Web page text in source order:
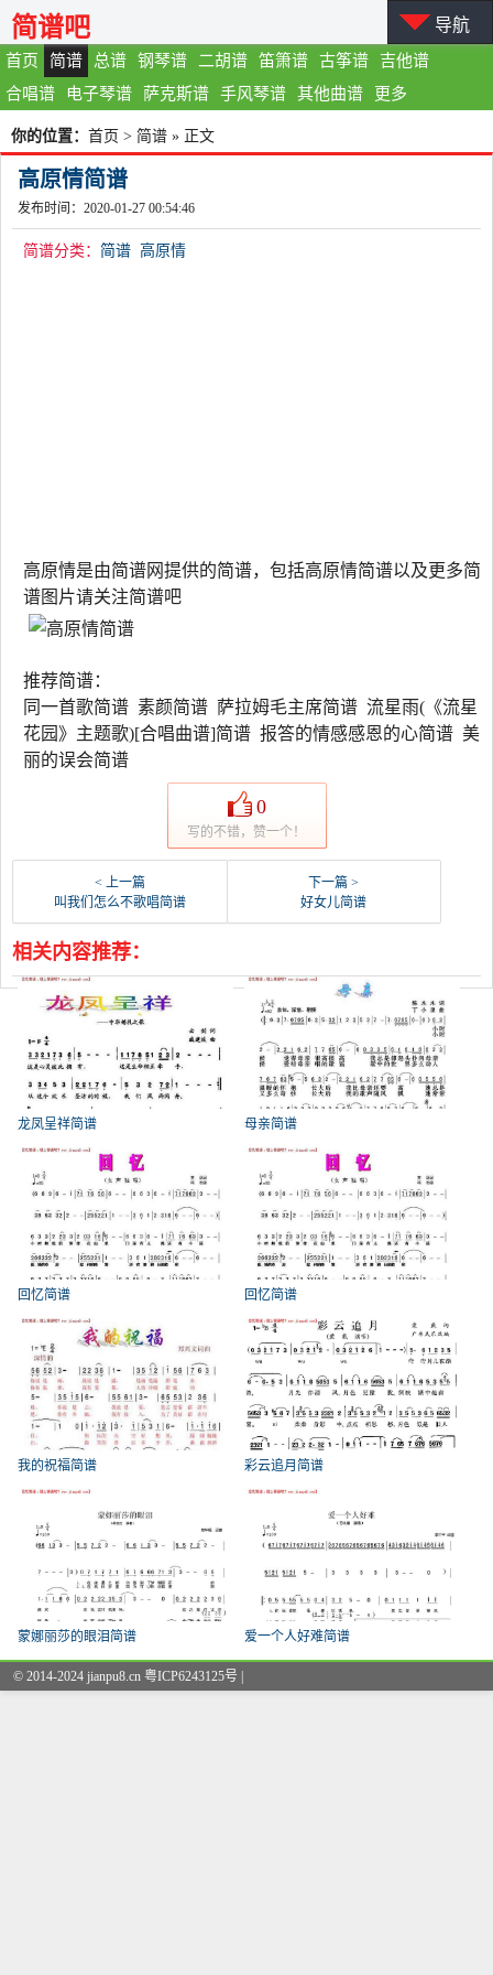
首页 简谱 总谱 钢琴谱 二胡谱 笛箫谱 古筝谱
吉他谱
合唱谱
电子琴谱 萨克斯谱 手风琴谱 其他曲谱 更多
简谱吧 导航
你的位置： 首页 > 简谱 » 正文
高原情简谱
发布时间：2020-01-27 00:54:46
简谱分类： 简谱 高原情
高原情是由简谱网提供的简谱，包括高原情简谱以及更多简
谱图片请关注简谱吧
推荐简谱：
同一首歌简谱 素颜简谱 萨拉姆毛主席简谱 流星雨(《流星
花园》主题歌)[合唱曲谱]简谱 报答的情感感恩的心简谱 美
丽的误会简谱
0
写的不错，赞一个！
< 上一篇
叫我们怎么不歌唱简谱
下一篇 >
好女儿简谱
相关内容推荐：
龙凤呈祥简谱 母亲简谱
回忆简谱 回忆简谱
我的祝福简谱 彩云追月简谱
蒙娜丽莎的眼泪简谱 爱一个人好难简谱
© 2014-2024 jianpu8.cn 粤ICP6243125号 |